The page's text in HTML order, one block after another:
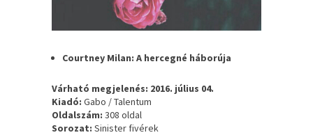
Courtney Milan: A hercegné háborúja
Várható megjelenés: 2016. július 04.
Kiadó: Gabo / Talentum
Oldalszám: 308 oldal
Sorozat: Sinister fivérek